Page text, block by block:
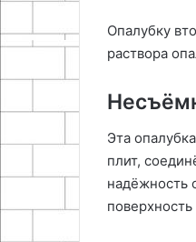
Опалубку
раствора
Эта
плит,
надёжность